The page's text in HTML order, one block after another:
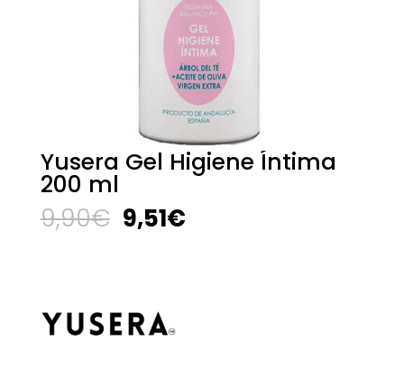
Yusera Gel Higiene Íntima
200 ml
9,90€ El
precio
9,51€El